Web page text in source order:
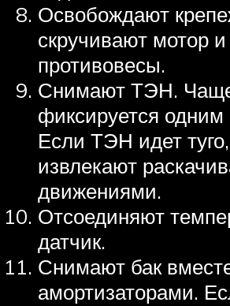
Освобождают
скручивают мотор и
противовесы.
Снимают ТЭН. Чаще
фиксируется одним
Если ТЭН идет
извлекают
движениями.
Отсоединяют
датчик.
Снимают бак
амортизаторами.